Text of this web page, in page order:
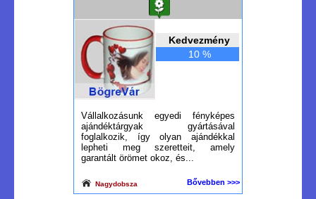
Kedvezmény
10 %
Vállalkozásunk egyedi fényképes
ajándéktárgyak gyártásával
foglalkozik, így olyan ajándékkal
lepheti meg szeretteit, amely
garantált örömet okoz, és...
Nagydobsza Bővebben >>>